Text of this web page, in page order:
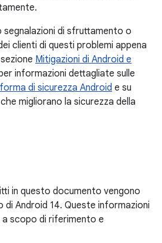
segnalazioni di sfruttamento o
clienti di questi problemi appena
Mitigazioni di Android e
informazioni dettagliate sulle
di sicurezza Android e su
migliorano la sicurezza della
in questo documento vengono
di Android 14. Queste informazioni
scopo di riferimento e